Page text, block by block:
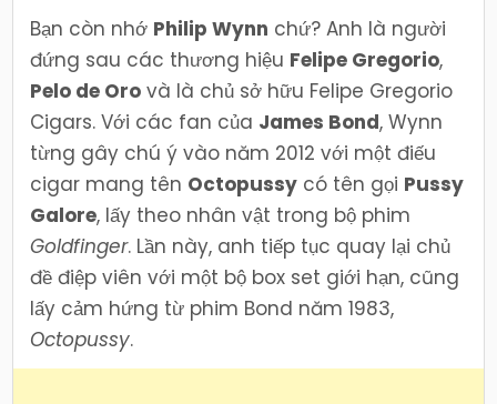
Bạn còn nhớ Philip Wynn chứ? Anh là người
đứng sau các thương hiệu Felipe Gregorio,
Pelo de Oro và là chủ sở hữu Felipe Gregorio
Cigars. Với các fan của James Bond, Wynn
từng gây chú ý vào năm 2012 với một điếu
cigar mang tên Octopussy có tên gọi Pussy
Galore, lấy theo nhân vật trong bộ phim
Goldfinger. Lần này, anh tiếp tục quay lại chủ
đề điệp viên với một bộ box set giới hạn, cũng
lấy cảm hứng từ phim Bond năm 1983,
Octopussy.